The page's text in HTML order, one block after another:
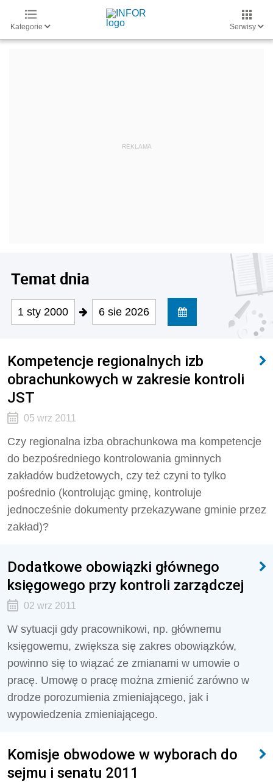
Kategorie Serwisy
Temat dnia
1 sty 2000 6 sie 2026
Kompetencje regionalnych izb
obrachunkowych w zakresie kontroli
JST
05 wrz 2011
Czy regionalna izba obrachunkowa ma kompetencje
do bezpośredniego kontrolowania gminnych
zakładów budżetowych, czy też czyni to tylko
pośrednio (kontrolując gminę, kontroluje
jednocześnie dokumenty przekazywane gminie przez
zakład)?
Dodatkowe obowiązki głównego
księgowego przy kontroli zarządczej
02 wrz 2011
W sytuacji gdy pracownikowi, np. głównemu
księgowemu, zwiększa się zakres obowiązków,
powinno się to wiązać ze zmianami w umowie o
pracę. Umowę o pracę można zmienić zarówno w
drodze porozumienia zmieniającego, jak i
wypowiedzenia zmieniającego.
Komisje obwodowe w wyborach do
sejmu i senatu 2011